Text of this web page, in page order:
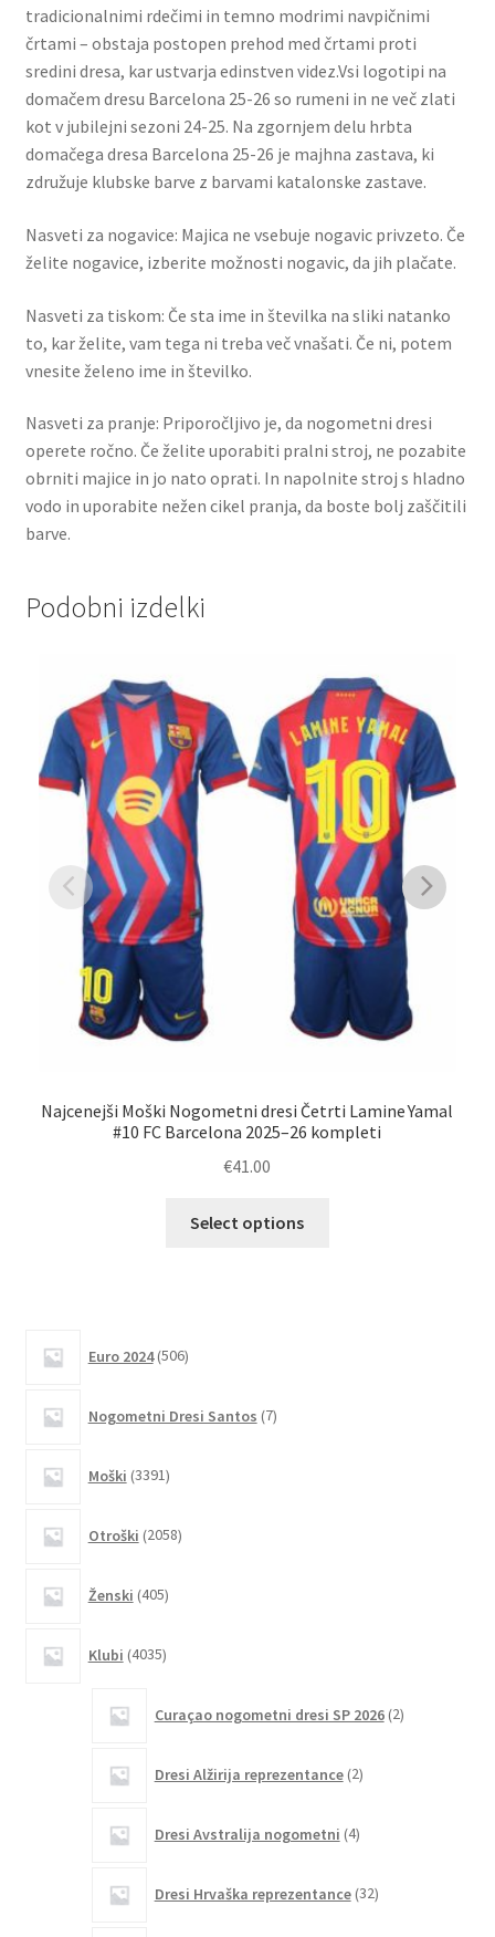
tradicionalnimi rdečimi in temno modrimi navpičnimi
črtami – obstaja postopen prehod med črtami proti
sredini dresa, kar ustvarja edinstven videz.Vsi logotipi na
domačem dresu Barcelona 25-26 so rumeni in ne več zlati
kot v jubilejni sezoni 24-25. Na zgornjem delu hrbta
domačega dresa Barcelona 25-26 je majhna zastava, ki
združuje klubske barve z barvami katalonske zastave.
Nasveti za nogavice: Majica ne vsebuje nogavic privzeto. Če
želite nogavice, izberite možnosti nogavic, da jih plačate.
Nasveti za tiskom: Če sta ime in številka na sliki natanko
to, kar želite, vam tega ni treba več vnašati. Če ni, potem
vnesite želeno ime in številko.
Nasveti za pranje: Priporočljivo je, da nogometni dresi
operete ročno. Če želite uporabiti pralni stroj, ne pozabite
obrniti majice in jo nato oprati. In napolnite stroj s hladno
vodo in uporabite nežen cikel pranja, da boste bolj zaščitili
barve.
Podobni izdelki
Najcenejši Moški Nogometni dresi Četrti Lamine Yamal
#10 FC Barcelona 2025–26 kompleti
€41.00
Select options
Euro 2024 506izdelkov
Nogometni Dresi Santos 7izdelkov
Moški 3391izdelkov
Otroški 2058izdelkov
Ženski 405izdelkov
Klubi 4035izdelkov
Curaçao nogometni dresi SP 2026 2izdelka
Dresi Alžirija reprezentance 2izdelka
Dresi Avstralija nogometni 4izdelki
Dresi Hrvaška reprezentance 32izdelkov